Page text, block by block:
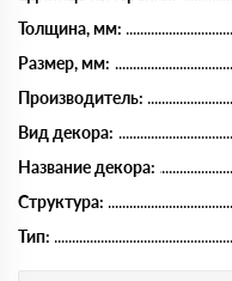
Толщина, мм:
Размер, мм:
Производитель:
Вид декора:
Название декора:
Структура:
Тип: